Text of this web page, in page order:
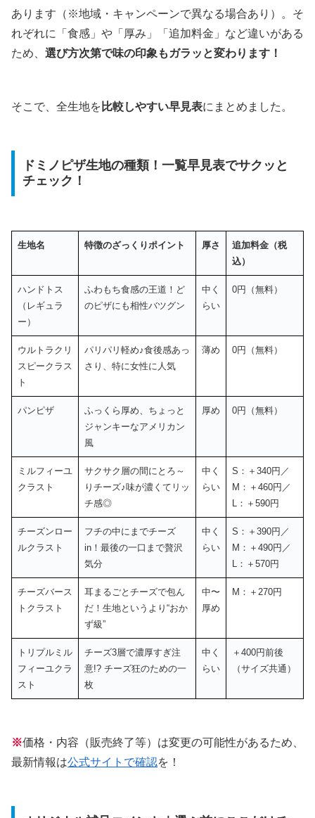
あります（※地域・キャンペーンで異なる場合あり）。そ
れぞれに「食感」や「厚み」「追加料金」など違いがある
ため、 選び方次第で味の印象もガラッと変わります！
そこで、全生地を 比較しやすい早見表にまとめました。
ドミノピザ生地の種類！一覧早見表でサクッと
チェック！
生地名 特徴のざっくりポイント 厚さ
追加料金（税
込）
ハンドトス
（レギュラ
ー）
ふわもち食感の王道！ど
のピザにも相性バツグン
中く
らい
0円（無料）
ウルトラクリ
スピークラス
ト
パリパリ軽め♪食後感あっ
さり、特に女性に人気
薄め 0円（無料）
パンピザ
ふっくら厚め、ちょっと
ジャンキーなアメリカン
風
厚め 0円（無料）
ミルフィーユ
クラスト
サクサク層の間にとろ～
りチーズ♪味が濃くてリッ
チ感◎
中く
らい
S：＋340円／
M：＋460円／
L：＋590円
チーズンロー
ルクラスト
フチの中にまでチーズ
in！最後の一口まで贅沢
気分
中く
らい
S：＋390円／
M：＋490円／
L：＋570円
チーズバース
トクラスト
耳まるごとチーズで包ん
だ！生地というより“おか
ず級”
中〜
厚め
M：＋270円
トリプルミル
フィーユクラ
スト
チーズ3層で濃厚すぎ注
意!? チーズ狂のための一
枚
中く
らい
＋400円前後
（サイズ共通）
※価格・内容（販売終了等）は変更の可能性があるため、
最新情報は公式サイトで確認を！